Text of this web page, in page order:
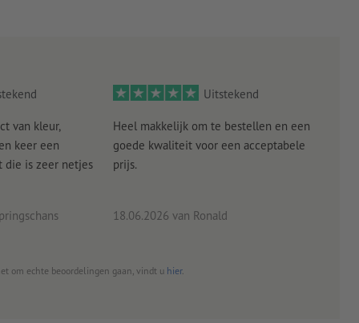
van kleur,
keer een
die is zeer netjes
Uitstekend
Heel makkelijk om te bestellen en een
goede kwaliteit voor een acceptabele
prijs.
18.06.2026 van Ronald
om echte beoordelingen gaan, vindt u hier.